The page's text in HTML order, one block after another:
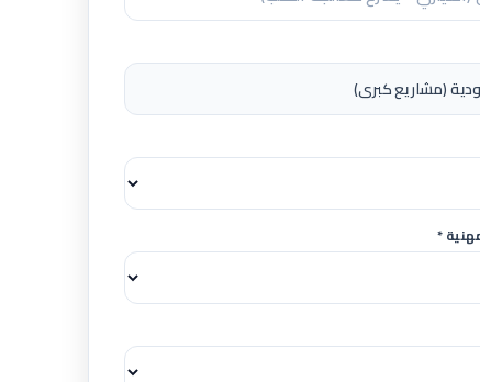
*